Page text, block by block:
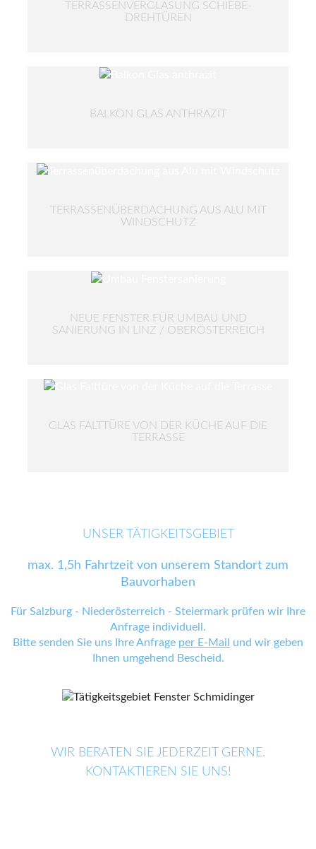
TERRASSENVERGLASUNG SCHIEBE-
DREHTÜREN
BALKON GLAS ANTHRAZIT
TERRASSENÜBERDACHUNG AUS ALU MIT
WINDSCHUTZ
NEUE FENSTER FÜR UMBAU UND
SANIERUNG IN LINZ / OBERÖSTERREICH
GLAS FALTTÜRE VON DER KÜCHE AUF DIE
TERRASSE
UNSER TÄTIGKEITSGEBIET
max. 1,5h Fahrtzeit von unserem Standort zum
Bauvorhaben
Für Salzburg - Niederösterreich - Steiermark prüfen wir Ihre
Anfrage individuell.
Bitte senden Sie uns Ihre Anfrage per E-Mail
und wir geben
Ihnen umgehend Bescheid.
WIR BERATEN SIE JEDERZEIT GERNE.
KONTAKTIEREN SIE UNS!